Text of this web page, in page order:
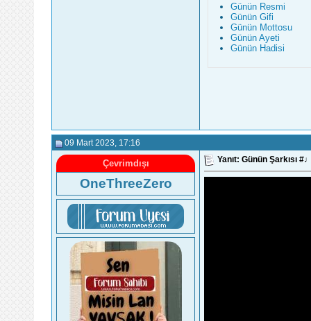
Günün Resmi
Günün Gifi
Günün Mottosu
Günün Ayeti
Günün Hadisi
09 Mart 2023 , 17:16
Çevrimdışı
OneThreeZero
Yanıt: Günün Şarkısı